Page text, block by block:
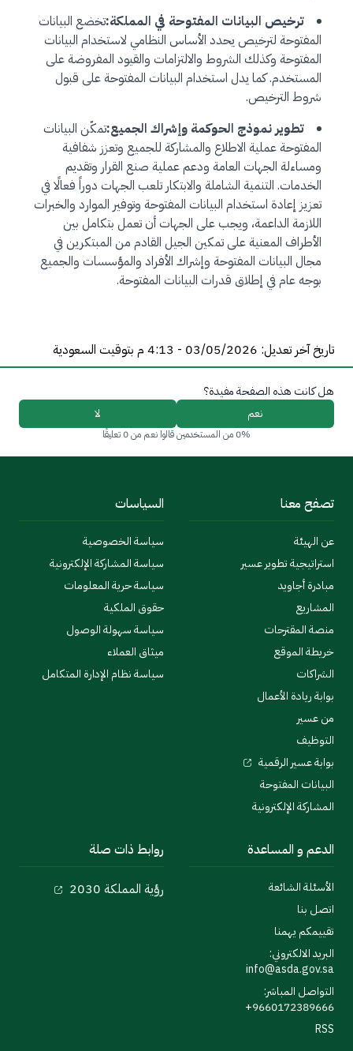
ترخيص البيانات المفتوحة في المملكة:تخضع البيانات
المفتوحة لترخيص يحدد الأساس النظامي لاستخدام البيانات
المفتوحة وكذلك الشروط والالتزامات والقيود المفروضة على
المستخدم. كما يدل استخدام البيانات المفتوحة على قبول
شروط الترخيص.
تطوير نموذج الحوكمة وإشراك الجميع:تمكّن البيانات
المفتوحة عملية الاطلاع والمشاركة للجميع وتعزز شفافية
ومساءلة الجهات العامة ودعم عملية صنع القرار وتقديم
الخدمات. التنمية الشاملة والابتكار تلعب​ الجهات دوراً فعالًا في
تعزيز إعادة استخدام البيانات المفتوحة وتوفير الموارد والخبرات
اللازمة الداعمة، ويجب على الجهات أن تعمل بتكامل بين
الأطراف المعنية على تمكين الجيل القادم من المبتكرين في
مجال البيانات المفتوحة وإشراك الأفراد والمؤسسات والجميع
بوجه عام في إطلاق قدرات البيانات المفتوحة.
تاريخ آخر تعديل: 03/05/2026 - 4:13 م بتوقيت السعودية
هل كانت هذه الصفحة مفيدة؟
نعم
لا
0% من المستخدمين قالوا نعم من 0 تعليقًا
تصفح معنا
عن الهيئة
استراتيجية تطوير عسير
مبادرة أجاويد
المشاريع
منصة المقترحات
خريطة الموقع
الشراكات
بوابة ريادة الأعمال
من عسير
التوظيف
بوابة عسير الرقمية
البيانات المفتوحة
المشاركة الإلكترونية
السياسات
سياسة الخصوصية
سياسة المشاركة الإلكترونية
سياسة حرية المعلومات
حقوق الملكية
سياسة سهولة الوصول
ميثاق العملاء
سياسة نظام الإدارة المتكامل
الدعم و المساعدة
الأسئلة الشائعة
اتصل بنا
تقييمكم يهمنا
البريد الالكتروني:
info@asda.gov.sa
التواصل المباشر:
9660172389666+
RSS
روابط ذات صلة
رؤية المملكة 2030